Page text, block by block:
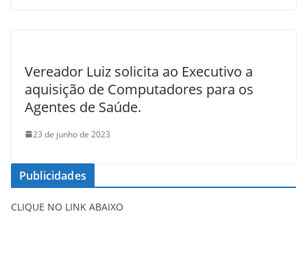
Vereador Luiz solicita ao Executivo a
aquisição de Computadores para os
Agentes de Saúde.
23 de junho de 2023
Publicidades
CLIQUE NO LINK ABAIXO